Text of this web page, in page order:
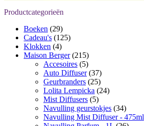
Productcategorieën
Boeken (29)
Cadeau's (125)
Klokken (4)
Maison Berger (215)
Accesoires (5)
Auto Diffuser (37)
Geurbranders (25)
Lolita Lempicka (24)
Mist Diffusers (5)
Navulling geurstokjes (34)
Navulling Mist Diffuser - 475ml